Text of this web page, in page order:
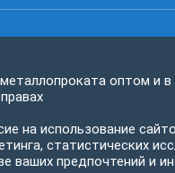
оптом и в
на использование
статистических
ваших предпочтений и